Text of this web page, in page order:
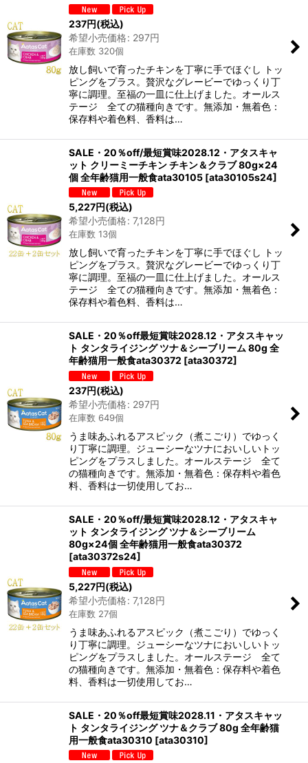
237円(税込)
希望小売価格: 297円
在庫数 320個
放し飼いで育ったチキンを丁寧に手でほぐし トッ
ピングをプラス。贅沢なグレービーでゆっくり丁
寧に調理。至福の一皿に仕上げました。オールス
テージ 全ての猫種向きです。無添加・無着色：
保存料や着色料、香料は…
SALE・20％off/最短賞味2028.12・アタスキャ
ット クリーミーチキン チキン＆クラブ 80g×24
個 全年齢猫用一般食ata30105 [ata30105s24]
5,227円(税込)
希望小売価格: 7,128円
在庫数 13個
放し飼いで育ったチキンを丁寧に手でほぐし トッ
ピングをプラス。贅沢なグレービーでゆっくり丁
寧に調理。至福の一皿に仕上げました。オールス
テージ 全ての猫種向きです。無添加・無着色：
保存料や着色料、香料は…
SALE・20％off最短賞味2028.12・アタスキャッ
ト タンタライジング ツナ＆シーブリーム 80g 全
年齢猫用一般食ata30372 [ata30372]
237円(税込)
希望小売価格: 297円
在庫数 649個
うま味あふれるアスピック（煮こごり）でゆっく
り丁寧に調理。ジューシーなツナにおいしいトッ
ピングをプラスしました。オールステージ 全て
の猫種向きです。無添加・無着色：保存料や着色
料、香料は一切使用してお…
SALE・20％off/最短賞味2028.12・アタスキャ
ット タンタライジング ツナ＆シーブリーム
80g×24個 全年齢猫用一般食ata30372
[ata30372s24]
5,227円(税込)
希望小売価格: 7,128円
在庫数 27個
うま味あふれるアスピック（煮こごり）でゆっく
り丁寧に調理。ジューシーなツナにおいしいトッ
ピングをプラスしました。オールステージ 全て
の猫種向きです。無添加・無着色：保存料や着色
料、香料は一切使用してお…
SALE・20％off最短賞味2028.11・アタスキャッ
ト タンタライジング ツナ＆クラブ 80g 全年齢猫
用一般食ata30310 [ata30310]